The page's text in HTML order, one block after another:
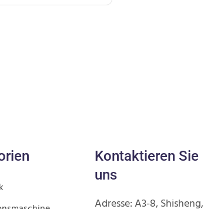
Kontaktieren Sie
uns
Adresse: A3-8, Shisheng,